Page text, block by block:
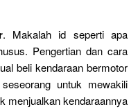
. Makalah id seperti apa
Pengertian dan cara
beli kendaraan bermotor
untuk mewakili
menjualkan kendaraannya